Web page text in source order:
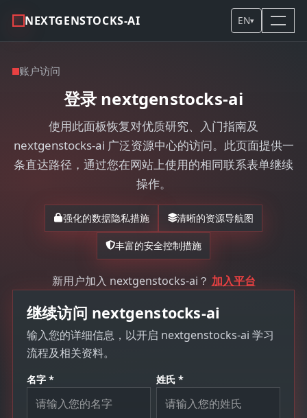
NEXTGENSTOCKS-AI EN▾
账户访问
登录 nextgenstocks-ai
使用此面板恢复对优质研究、入门指南及
nextgenstocks-ai 广泛资源中心的访问。此页面提供一
条直达路径，通过您在网站上使用的相同联系表单继续
操作。
强化的数据隐私措施 清晰的资源导航图
丰富的安全控制措施
新用户加入 nextgenstocks-ai？ 加入平台
继续访问 nextgenstocks-ai
输入您的详细信息，以开启 nextgenstocks-ai 学习
流程及相关资料。
名字 * 姓氏 *